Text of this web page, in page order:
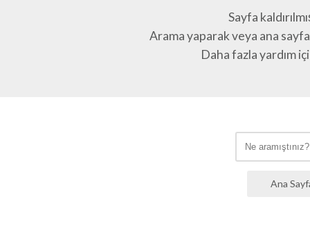
Sayfa
Arama yaparak veya ana
Daha fazla yardım
Ana